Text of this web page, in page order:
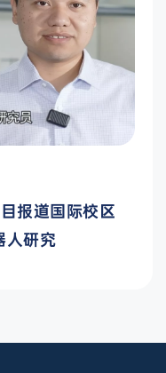
报道国际校区
人研究